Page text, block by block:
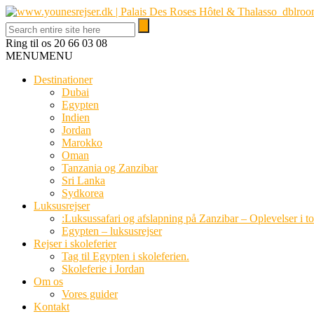
Ring til os 20 66 03 08
MENUMENU
Destinationer
Dubai
Egypten
Indien
Jordan
Marokko
Oman
Tanzania og Zanzibar
Sri Lanka
Sydkorea
Luksusrejser
:Luksussafari og afslapning på Zanzibar – Oplevelser i
Egypten – luksusrejser
Rejser i skoleferier
Tag til Egypten i skoleferien.
Skoleferie i Jordan
Om os
Vores guider
Kontakt